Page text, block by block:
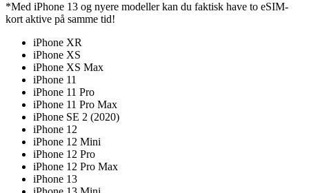
*Med iPhone 13 og nyere modeller kan du faktisk have to eSIM-
kort aktive på samme tid!
iPhone XR
iPhone XS
iPhone XS Max
iPhone 11
iPhone 11 Pro
iPhone 11 Pro Max
iPhone SE 2 (2020)
iPhone 12
iPhone 12 Mini
iPhone 12 Pro
iPhone 12 Pro Max
iPhone 13